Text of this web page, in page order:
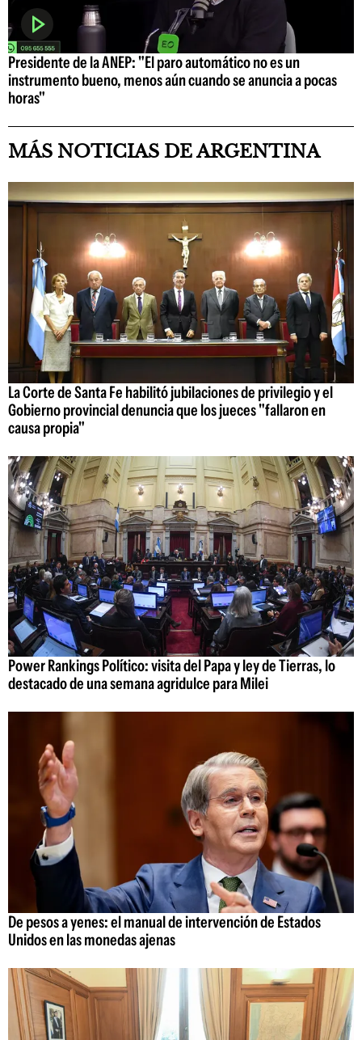
Presidente de la ANEP: "El paro automático no es un
instrumento bueno, menos aún cuando se anuncia a pocas
horas"
MÁS NOTICIAS DE ARGENTINA
La Corte de Santa Fe habilitó jubilaciones de privilegio y el
Gobierno provincial denuncia que los jueces "fallaron en
causa propia"
Power Rankings Político: visita del Papa y ley de Tierras, lo
destacado de una semana agridulce para Milei
De pesos a yenes: el manual de intervención de Estados
Unidos en las monedas ajenas